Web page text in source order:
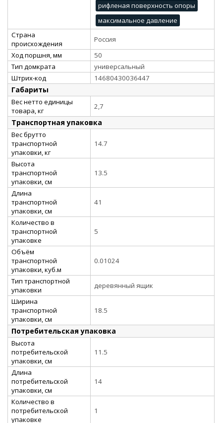
рифленая поверхность опоры
максимальное давление
Страна
происхождения
Россия
Ход поршня, мм
50
Тип домкрата
универсальный
Штрих-код
14680430036447
Габариты
Вес нетто единицы
товара, кг
2,7
Транспортная упаковка
Вес брутто
транспортной
упаковки, кг
14.7
Высота
транспортной
упаковки, см
13.5
Длина
транспортной
упаковки, см
41
Количество в
транспортной
упаковке
5
Объём
транспортной
упаковки, куб.м
0.01024
Тип транспортной
упаковки
деревянный ящик
Ширина
транспортной
упаковки, см
18.5
Потребительская упаковка
Высота
потребительской
упаковки, см
11.5
Длина
потребительской
упаковки, см
14
Количество в
потребительской
упаковке
1